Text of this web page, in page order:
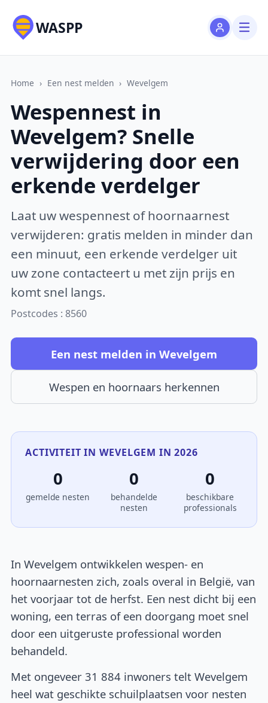
WASPP
Home › Een nest melden › Wevelgem
Wespennest in
Wevelgem? Snelle
verwijdering door een
erkende verdelger
Laat uw wespennest of hoornaarnest
verwijderen: gratis melden in minder dan
een minuut, een erkende verdelger uit
uw zone contacteert u met zijn prijs en
komt snel langs.
Postcodes : 8560
Een nest melden in Wevelgem
Wespen en hoornaars herkennen
ACTIVITEIT IN WEVELGEM IN 2026
0
gemelde nesten
0
behandelde
nesten
0
beschikbare
professionals
In Wevelgem ontwikkelen wespen- en
hoornaarnesten zich, zoals overal in België, van
het voorjaar tot de herfst. Een nest dicht bij een
woning, een terras of een doorgang moet snel
door een uitgeruste professional worden
behandeld.
Met ongeveer 31 884 inwoners telt Wevelgem
heel wat geschikte schuilplaatsen voor nesten